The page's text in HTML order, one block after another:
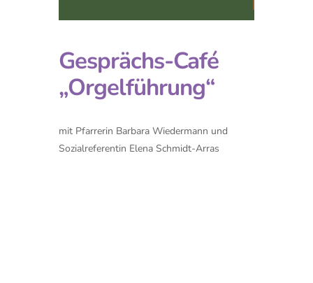
Gesprächs-Café
„Orgelführung“
mit Pfarrerin Barbara Wiedermann und
Sozialreferentin Elena Schmidt-Arras